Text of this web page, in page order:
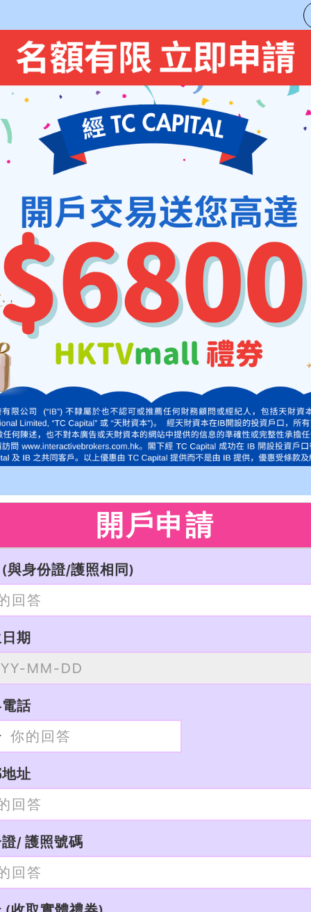
開戶申請
與身份證/護照相同)
期
話
址
/ 護照號碼